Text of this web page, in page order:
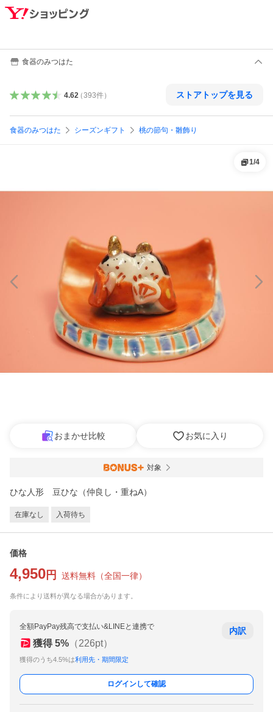
食器のみつはた
4.62（393件） ストアトップを見る
食器のみつはた シーズンギフト 桃の節句・雛飾り
1/4
おまかせ比較 お気に入り
対象
ひな人形 豆ひな（仲良し・重ねA）
在庫なし 入荷待ち
価格
4,950 円 送料無料 （全国一律）
条件により送料が異なる場合があります。
全額PayPay残高で支払い&LINEと連携で
獲得 5% （226pt）
獲得のうち4.5%は利用先・期間限定
内訳
ログインして確認